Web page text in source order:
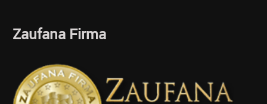
Zaufana Firma